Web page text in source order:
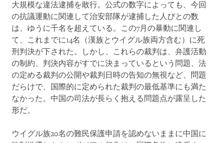
大規模な違法逮捕を敢行。公式の数字によっても、今回
の抗議運動に関連して治安部隊が逮捕した人びとの数
は、ゆうに千名を超えている。この7月の暴動に関連し
て、これまでに14名（漢族とウイグル族両方含む）に死
刑判決が下された。しかし、これらの裁判は、弁護活動
の制約、判決内容がすでに決まっているという問題、法
の定める裁判の公開や裁判日時の告知の無視など、問題
だらけで、国際的に定められた裁判の最低基準にも満た
なかった。中国の司法が長らく抱える問題点が露呈した
形だ。
ウイグル族20名の難民保護申請を認めないままに中国に